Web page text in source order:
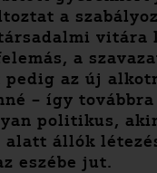
a
vitára
a
pedig az új
– így
politikus,
alatt állók
eszébe jut.